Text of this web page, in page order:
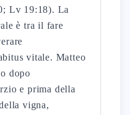
Lv 19:18). La
è tra il fare
vitale. Matteo
dopo
e prima della
vigna,